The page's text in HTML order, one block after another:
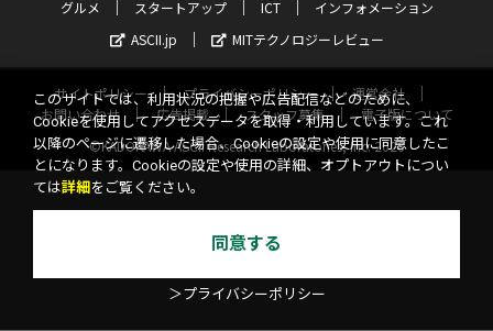
グルメ
スタートアップ ICT
インフォメーション
ASCII.jp
MITテクノロジーレビュー
サイトポリシー プライバシーポリシー
運営会社
お問い合わせ
広告掲載 スタッフ募集
電子版について
©KADOKAWA ASCII Research Laboratories, Inc. 2026
このサイトでは、利用状況の把握や広告配信などのために、
Cookieを使用してアクセスデータを取得・利用しています。これ
以降のページに遷移した場合、Cookieの設定や使用に同意したこ
とになります。Cookieの設定や使用の詳細、オプトアウトについ
ては詳細 をご覧ください。
同意する
＞プライバシーポリシー